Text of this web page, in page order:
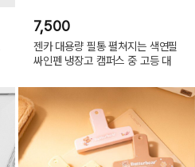
7,500
젠카 대용량 필통 펼쳐지는 색연필
싸인펜 냉장고 캠퍼스 중 고등 대